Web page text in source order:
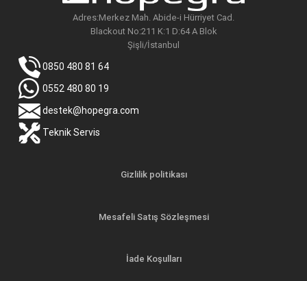
Adres:Merkez Mah. Abide-i Hürriyet Cad.
Blackout No:211 K:1 D:64 A Blok
Şişli/İstanbul
0850 480 81 64
0552 480 80 19
destek@hopegra.com
Teknik Servis
Gizlilik politikası
Mesafeli Satış Sözleşmesi
İade Koşulları